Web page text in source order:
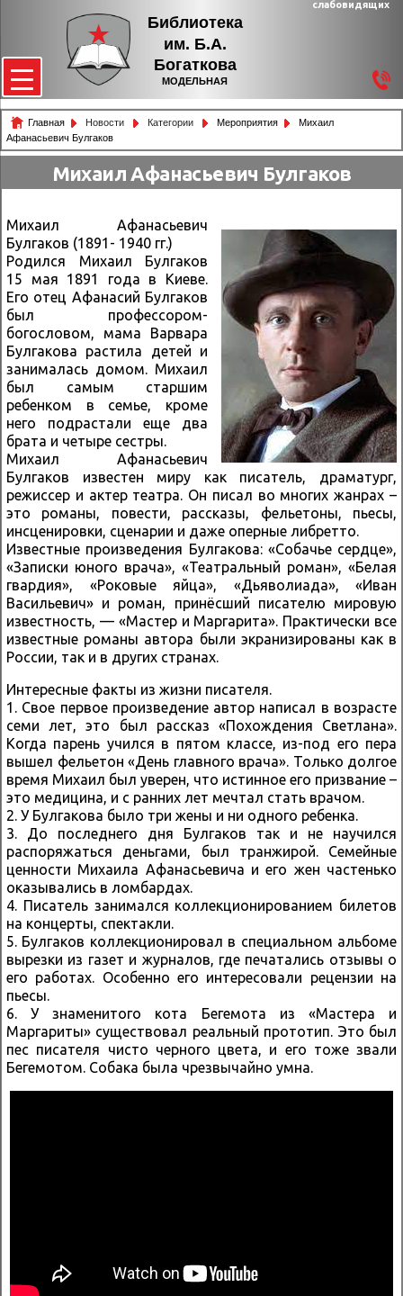
Библиотека
им. Б.А.
Богаткова
МОДЕЛЬНАЯ
слабовидящих
Главная Новости Категории Мероприятия
Михаил
Афанасьевич Булгаков
Михаил Афанасьевич Булгаков
Михаил Афанасьевич
Булгаков (1891- 1940 гг.)
Родился Михаил Булгаков
15 мая 1891 года в Киеве.
Его отец Афанасий Булгаков
был профессором-
богословом, мама Варвара
Булгакова растила детей и
занималась домом. Михаил
был самым старшим
ребенком в семье, кроме
него подрастали еще два
брата и четыре сестры.
Михаил Афанасьевич
Булгаков известен миру как писатель, драматург,
режиссер и актер театра. Он писал во многих жанрах –
это романы, повести, рассказы, фельетоны, пьесы,
инсценировки, сценарии и даже оперные либретто.
Известные произведения Булгакова: «Собачье сердце»,
«Записки юного врача», «Театральный роман», «Белая
гвардия», «Роковые яйца», «Дьяволиада», «Иван
Васильевич» и роман, принёсший писателю мировую
известность, — «Мастер и Маргарита». Практически все
известные романы автора были экранизированы как в
России, так и в других странах.
Интересные факты из жизни писателя.
1. Свое первое произведение автор написал в возрасте
семи лет, это был рассказ «Похождения Светлана».
Когда парень учился в пятом классе, из-под его пера
вышел фельетон «День главного врача». Только долгое
время Михаил был уверен, что истинное его призвание –
это медицина, и с ранних лет мечтал стать врачом.
2. У Булгакова было три жены и ни одного ребенка.
3. До последнего дня Булгаков так и не научился
распоряжаться деньгами, был транжирой. Семейные
ценности Михаила Афанасьевича и его жен частенько
оказывались в ломбардах.
4. Писатель занимался коллекционированием билетов
на концерты, спектакли.
5. Булгаков коллекционировал в специальном альбоме
вырезки из газет и журналов, где печатались отзывы о
его работах. Особенно его интересовали рецензии на
пьесы.
6. У знаменитого кота Бегемота из «Мастера и
Маргариты» существовал реальный прототип. Это был
пес писателя чисто черного цвета, и его тоже звали
Бегемотом. Собака была чрезвычайно умна.